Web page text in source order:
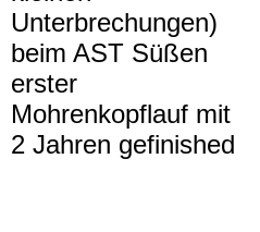
Unterbrechungen)
beim AST Süßen
erster
Mohrenkopflauf mit
2 Jahren gefinished